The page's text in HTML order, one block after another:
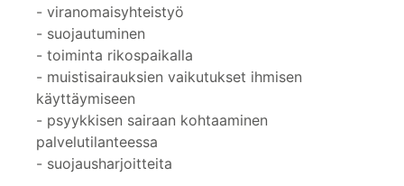
- viranomaisyhteistyö
- suojautuminen
- toiminta rikospaikalla
- muistisairauksien vaikutukset ihmisen
käyttäymiseen
- psyykkisen sairaan kohtaaminen
palvelutilanteessa
- suojausharjoitteita